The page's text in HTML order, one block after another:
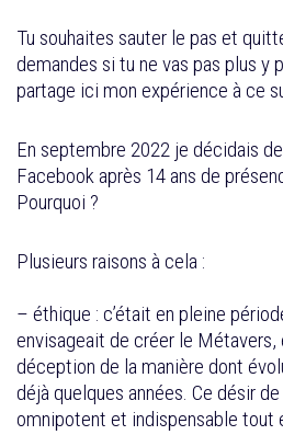
Tu souhaites sauter le pas et
demandes si tu ne vas pas plus y
partage ici mon expérience à ce
En septembre 2022 je décidais
Facebook après 14 ans de
Pourquoi ?
Plusieurs raisons à cela :
– éthique : c’était en pleine
envisageait de créer le
déception de la manière dont
déjà quelques années. Ce désir
omnipotent et indispensable tout